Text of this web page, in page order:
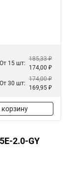
От 15 шт:
185,33 ₽
174,00 ₽
От 30 шт:
174,00 ₽
169,95 ₽
корзину
2.0-GY